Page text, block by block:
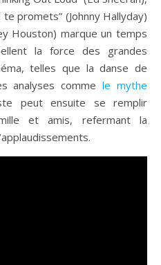
te promets” (Johnny Hallyday)
Houston) marque un temps
la force des grandes
telles que la danse de
analyses commele mythe
peut ensuite se remplir
et amis, refermant la